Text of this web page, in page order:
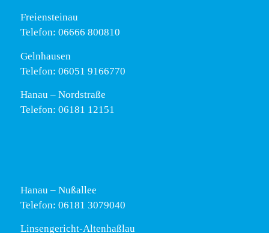
Freiensteinau
Telefon: 06666 800810
Gelnhausen
Telefon: 06051 9166770
Hanau – Nordstraße
Telefon: 06181 12151
Hanau – Nußallee
Telefon: 06181 3079040
Linsengericht-Altenhaßlau